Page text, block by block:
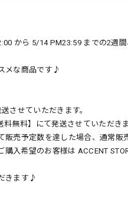
から 5/14 PM23:59 までの2週間
メな商品です♪
させていただきます。
無料】にて発送させていただきま
売予定数を達した場合、通常販
入希望のお客様は ACCENT
きます♪